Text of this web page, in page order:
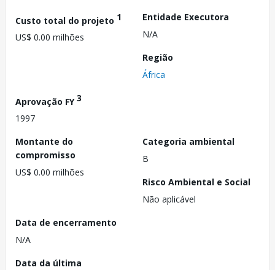
Custo total do projeto 1
US$ 0.00 milhões
Entidade Executora
N/A
Região
África
Aprovação FY3
1997
Montante do
compromisso
US$ 0.00 milhões
Categoria ambiental
B
Risco Ambiental e Social
Não aplicável
Data de encerramento
N/A
Data da última